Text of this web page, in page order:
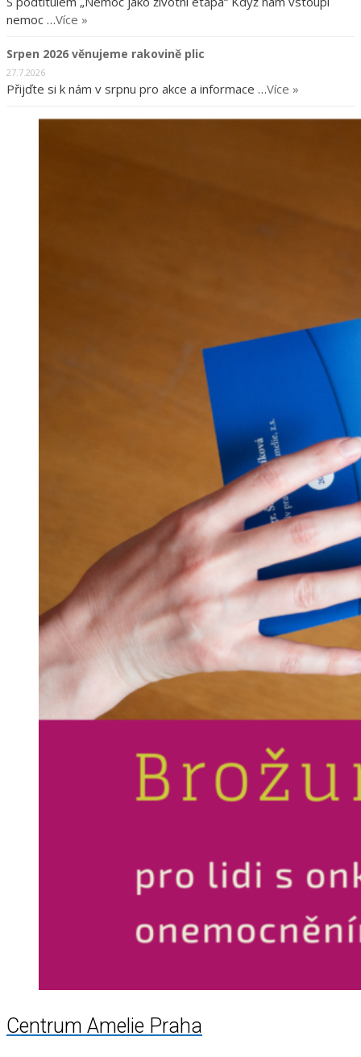
nemoc …Více »
Srpen 2026 věnujeme rakovině plic
27.7.2026
Přijďte si k nám v srpnu pro akce a informace …Více »
Centrum Amelie Praha